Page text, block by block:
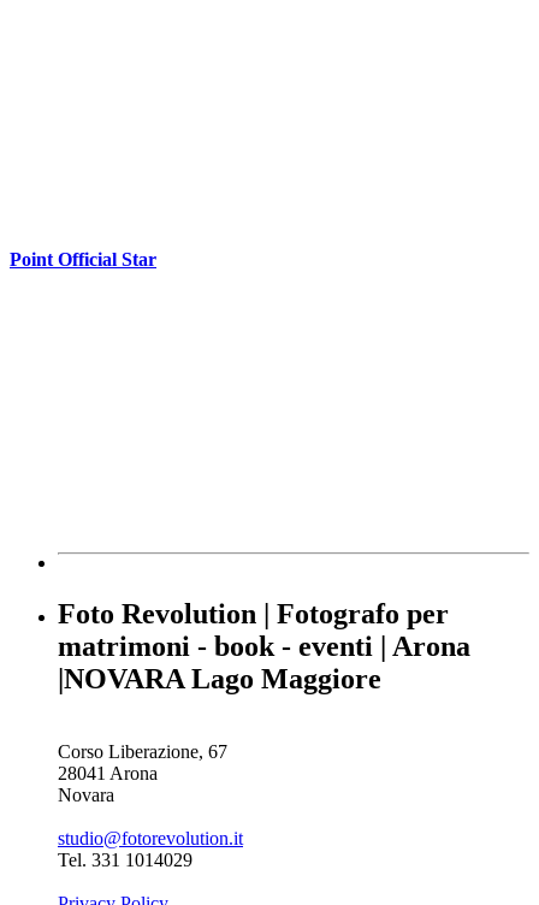
Point Official Star
Foto Revolution | Fotografo per
matrimoni - book - eventi | Arona
|NOVARA Lago Maggiore
Corso Liberazione, 67
28041 Arona
Novara
studio@fotorevolution.it
Tel. 331 1014029